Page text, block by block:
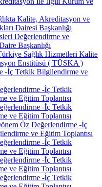
Kalite, Akreditasyon ve
Dairesi Başkanlığı
Değerlendirme ve
Başkanlığı
Sağlık Hizmetleri Kalite
Enstitüsü ( TÜSKA )
-İç Tetkik Bilgilendirme ve
-İç Tetkik
ve Eğitim Toplantısı
-İç Tetkik
ve Eğitim Toplantısı
Öz Değerlendirme -İç
ve Eğitim Toplantısı
-İç Tetkik
ve Eğitim Toplantısı
-İç Tetkik
ve Eğitim Toplantısı
-İç Tetkik